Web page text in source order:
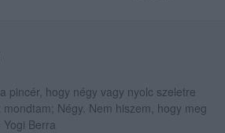
pincér, hogy négy vagy nyolc szeletre
Négy. Nem hiszem, hogy meg
Berra